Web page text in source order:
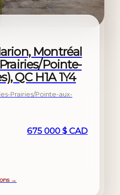
Montréal
Pointe-
QC H1A 1Y4
Prairies/Pointe-aux-
675 000 $ CAD
→